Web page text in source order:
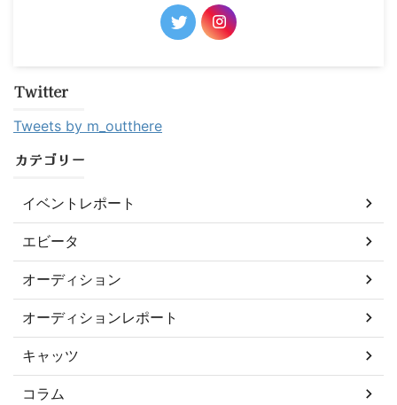
Twitter
Tweets by m_outthere
カテゴリー
イベントレポート
エビータ
オーディション
オーディションレポート
キャッツ
コラム